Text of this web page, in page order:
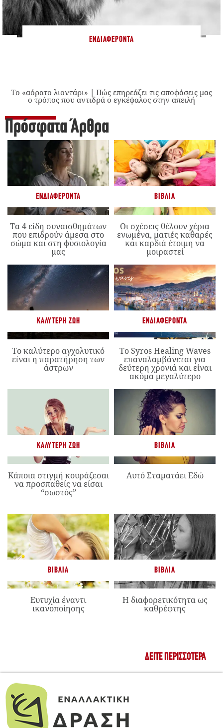
ΕΝΔΙΑΦΈΡΟΝΤΑ
Το «αόρατο λιοντάρι» | Πώς επηρεάζει τις αποφάσεις μας
ο τρόπος που αντιδρά ο εγκέφαλος στην απειλή
Πρόσφατα Άρθρα
ΕΝΔΙΑΦΈΡΟΝΤΑ
Τα 4 είδη συναισθημάτων
που επιδρούν άμεσα στο
σώμα και στη φυσιολογία
μας
ΒΙΒΛΊΑ
Οι σχέσεις θέλουν χέρια
ενωμένα, ματιές καθαρές
και καρδιά έτοιμη να
μοιραστεί
ΚΑΛΎΤΕΡΗ ΖΩΉ
Το καλύτερο αγχολυτικό
είναι η παρατήρηση των
άστρων
ΕΝΔΙΑΦΈΡΟΝΤΑ
Το Syros Healing Waves
επαναλαμβάνεται για
δεύτερη χρονιά και είναι
ακόμα μεγαλύτερο
ΚΑΛΎΤΕΡΗ ΖΩΉ
Κάποια στιγμή κουράζεσαι
να προσπαθείς να είσαι
“σωστός”
ΒΙΒΛΊΑ
Αυτό Σταματάει Εδώ
ΒΙΒΛΊΑ
Ευτυχία έναντι
ικανοποίησης
ΒΙΒΛΊΑ
Η διαφορετικότητα ως
καθρέφτης
ΔΕΊΤΕ ΠΕΡΙΣΣΌΤΕΡΑ